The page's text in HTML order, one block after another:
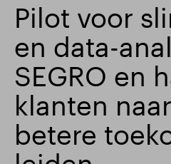
search
Pilot voor
en data-
SEGRO en
klanten
betere